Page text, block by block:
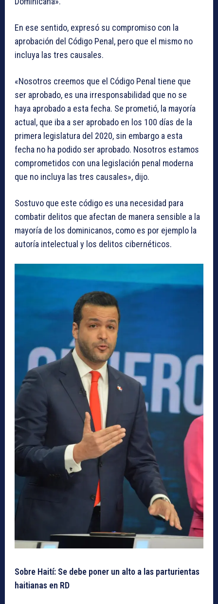
En ese sentido, expresó su compromiso con la
aprobación del Código Penal, pero que el mismo no
incluya las tres causales.
«Nosotros creemos que el Código Penal tiene que
ser aprobado, es una irresponsabilidad que no se
haya aprobado a esta fecha. Se prometió, la mayoría
actual, que iba a ser aprobado en los 100 días de la
primera legislatura del 2020, sin embargo a esta
fecha no ha podido ser aprobado. Nosotros estamos
comprometidos con una legislación penal moderna
que no incluya las tres causales», dijo.
Sostuvo que este código es una necesidad para
combatir delitos que afectan de manera sensible a la
mayoría de los dominicanos, como es por ejemplo la
autoría intelectual y los delitos cibernéticos.
Sobre Haití: Se debe poner un alto a las parturientas
haitianas en RD